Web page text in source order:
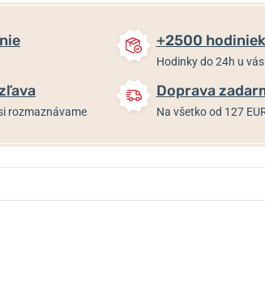
+2500
Hodinky do 24h u vás
rozmaznávame
Doprava
Na všetko od 127